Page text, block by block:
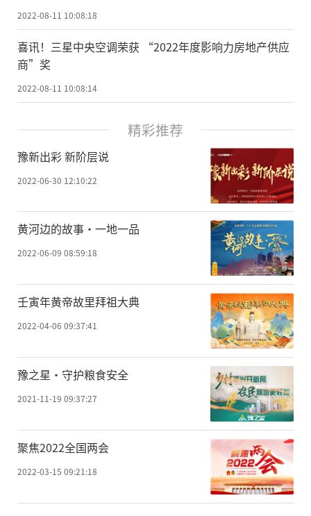
2022-08-11 10:08:18
喜讯！三星中央空调荣获 “2022年度影响力房地产供应
商”奖
2022-08-11 10:08:14
精彩推荐
豫新出彩 新阶层说
2022-06-30 12:10:22
黄河边的故事·一地一品
2022-06-09 08:59:18
壬寅年黄帝故里拜祖大典
2022-04-06 09:37:41
豫之星·守护粮食安全
2021-11-19 09:37:27
聚焦2022全国两会
2022-03-15 09:21:18